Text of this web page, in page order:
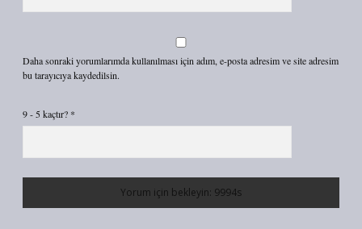
Daha sonraki yorumlarımda kullanılması için adım, e-posta adresim ve site adresim
bu tarayıcıya kaydedilsin.
9 - 5 kaçtır? *